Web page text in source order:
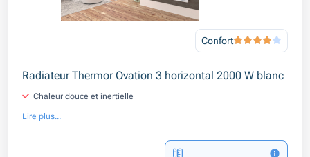
Confort
Radiateur Thermor Ovation 3 horizontal 2000 W blanc
Chaleur douce et inertielle
Lire plus...